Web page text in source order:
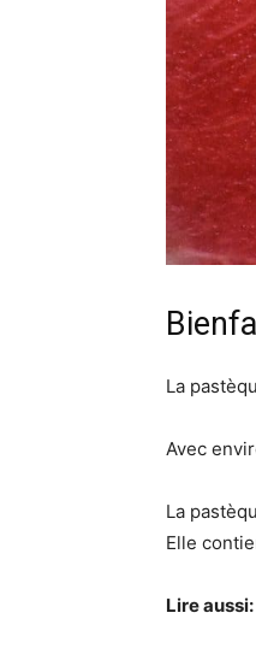
La
Avec
La
Elle
Lire aussi: